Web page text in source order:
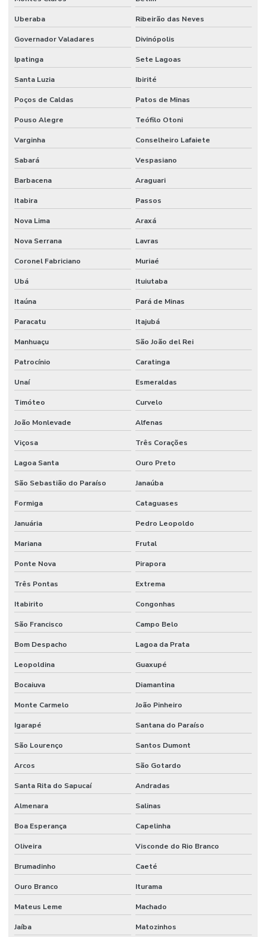
Limpeza Profunda De Ambientes Administrativos
Limpeza Profunda De Ambientes Comerciais
Limpeza Técnica De Indústrias E Escritórios
Manutenção corporativa
Manutenção Corretiva De Edifícios
Manutenção De Climatização Predial
Manutenção De Edifícios
Manutenção De Espaços E Limpeza Segura
Manutenção De Iluminação De Edifícios
Manutenção De Impermeabilização Predial
Manutenção De Jardins E Limpeza
Manutenção De Sistemas Elétricos
Manutenção De Sistemas Elétricos Prediais
Manutenção De Sistemas Hidráulicos
Manutenção De Sistemas Sanitários
Manutenção E Conservação De Ambientes
Manutenção E Limpeza Industrial
Manutenção E Reparo De Edificações
Manutenção elétrica preventiva
Manutenção de equipamentos industriais
Manutenção de estações de tratamento de água
Manutenção e gestão de instalações comerciais
Manutenção de instalações elétricas industriais
Manutenção Inteligente Em Indústrias
Manutenção Predial
Manutenção predial
Manutenção Predial Comercial
Manutenção Predial De Edifícios Comerciais
Manutenção Predial De Estruturas
Manutenção Predial De Pequenas Obras
Manutenção Predial E Serviços Técnicos
Manutenção Predial Residencial
Manutenção Preditiva
Manutenção Preditiva Com Internet Das Coisas
Manutenção Preditiva Com Iot
Manutenção Preditiva De Equipamentos
Uberaba Ribeirão das Neves
Governador Valadares Divinópolis
Ipatinga Sete Lagoas
Santa Luzia Ibirité
Poços de Caldas Patos de Minas
Pouso Alegre Teófilo Otoni
Varginha Conselheiro Lafaiete
Sabará Vespasiano
Barbacena Araguari
Itabira Passos
Nova Lima Araxá
Nova Serrana Lavras
Coronel Fabriciano Muriaé
Ubá Ituiutaba
Itaúna Pará de Minas
Paracatu Itajubá
Manhuaçu São João del Rei
Patrocínio Caratinga
Unaí Esmeraldas
Timóteo Curvelo
João Monlevade Alfenas
Viçosa Três Corações
Lagoa Santa Ouro Preto
São Sebastião do Paraíso Janaúba
Formiga Cataguases
Januária Pedro Leopoldo
Mariana Frutal
Ponte Nova Pirapora
Três Pontas Extrema
Itabirito Congonhas
São Francisco Campo Belo
Bom Despacho Lagoa da Prata
Leopoldina Guaxupé
Bocaiuva Diamantina
Monte Carmelo João Pinheiro
Igarapé Santana do Paraíso
São Lourenço Santos Dumont
Arcos São Gotardo
Santa Rita do Sapucaí Andradas
Almenara Salinas
Boa Esperança Capelinha
Oliveira Visconde do Rio Branco
Brumadinho Caeté
Ouro Branco Iturama
Mateus Leme Machado
Jaíba Matozinhos